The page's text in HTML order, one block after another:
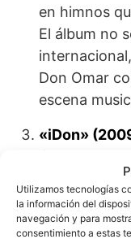
Utilizamos tecnologías
la información del
navegación y para
consentimiento a estas
en himnos
El álbum no
Don Omar
escena
«iDon»
explorar una
musicales
Temas como